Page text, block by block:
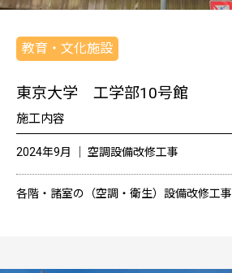
教育・文化施設
東京大学 工学部10号館
施工内容
2024年9月 │ 空調設備改修工事
各階・諸室の（空調・衛生）設備改修工事